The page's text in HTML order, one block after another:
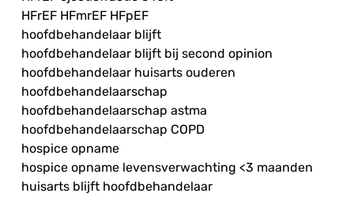
HFrEF HFmrEF HFpEF
hoofdbehandelaar blijft
hoofdbehandelaar blijft bij second opinion
hoofdbehandelaar huisarts ouderen
hoofdbehandelaarschap
hoofdbehandelaarschap astma
hoofdbehandelaarschap COPD
hospice opname
hospice opname levensverwachting <3 maanden
huisarts blijft hoofdbehandelaar